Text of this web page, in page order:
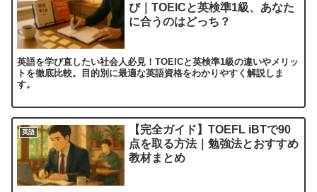
び｜TOEICと英検準1級、あなた
に合うのはどっち？
英語を学び直したい社会人必見！TOEICと英検準1級の違いやメリッ
トを徹底比較。目的別に最適な英語資格をわかりやすく解説しま
す。
英語
【完全ガイド】TOEFL iBTで90
点を取る方法｜勉強法とおすすめ
教材まとめ